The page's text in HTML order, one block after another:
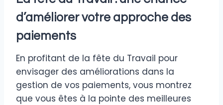
d’améliorer votre approche des
paiements
En profitant de la fête du Travail pour
envisager des améliorations dans la
gestion de vos paiements, vous montrez
que vous êtes à la pointe des meilleures